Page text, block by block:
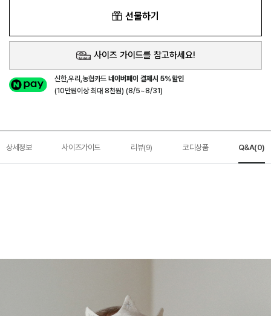
선물하기
사이즈 가이드를 참고하세요!
신한,우리,농협카드네이버페이 결제시 5%할인
(10만원이상 최대 8천원) (8/5~8/31)
상세정보 사이즈가이드 리뷰(9) 코디상품 Q&A(0)